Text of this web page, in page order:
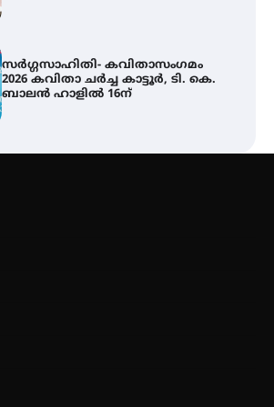
ശക്തമായ മഴ തുടരുന്നു – തൃശൂർ
ജില്ലയിൽ എല്ലാ വിദ്യാഭ്യാസ
സ്ഥാപനങ്ങൾക്കും ശനിയാഴ്ച
അവധി